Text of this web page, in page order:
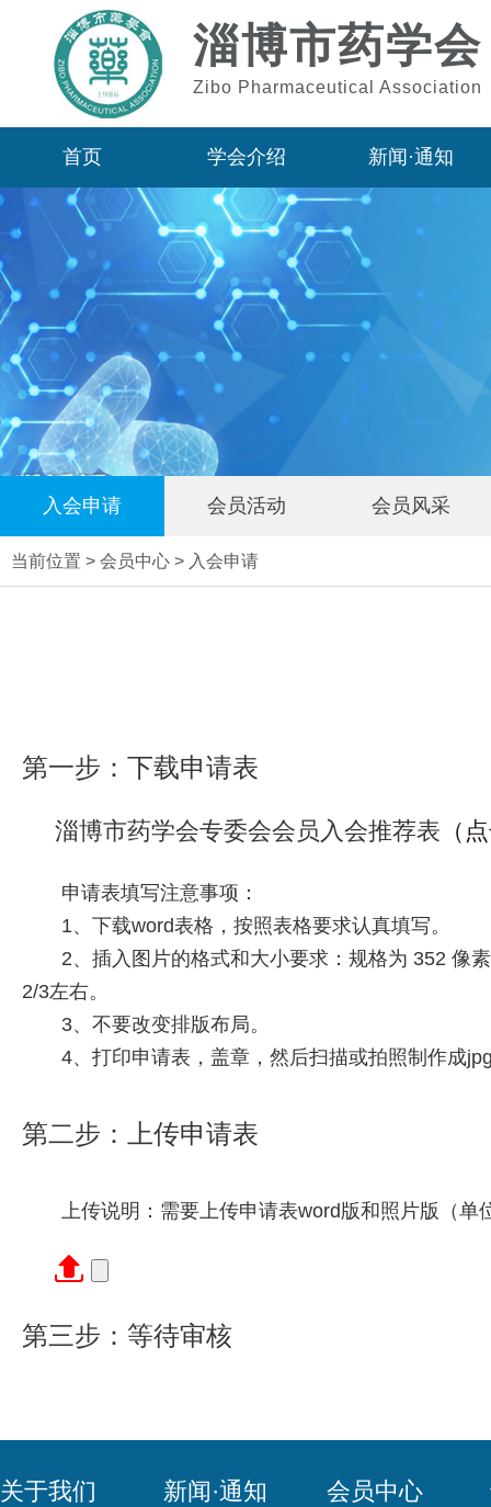
淄博市药学会
Zibo Pharmaceutical Association
首页 学会介绍 新闻·通知
入会申请 会员活动 会员风采
当前位置 > 会员中心 > 入会申请
第一步：下载申请表
淄博市药学会专委会会员入会推荐表 （
申请表填写注意事项：
1、下载word表格，按照表格要求认真填写。
2、插入图片的格式和大小要求：规格为 352 像
2/3左右。
3、不要改变排版布局。
4、打印申请表，盖章，然后扫描或拍照制作成
第二步：上传申请表
上传说明：需要上传申请表word版和照片版（单
第三步：等待审核
关于我们 新闻·通知 会员中心